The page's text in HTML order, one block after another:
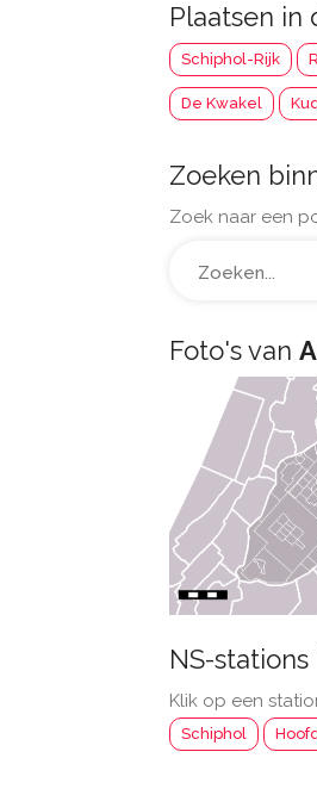
Plaatsen in
Schiphol-Rijk
De Kwakel
Zoeken
Zoek naar een
Foto's van
NS-
Klik op een
Schiphol